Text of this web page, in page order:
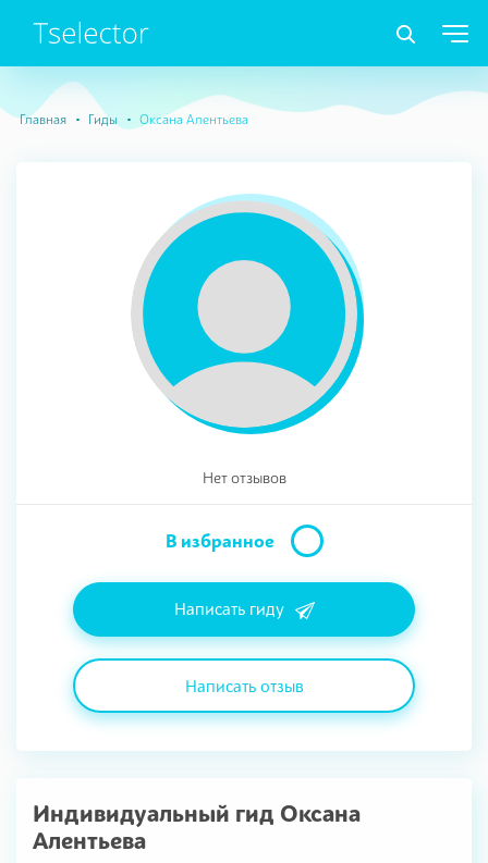
Главная Гиды Оксана Алентьева
Нет отзывов
В избранное
Написать гиду
Написать отзыв
Индивидуальный гид Оксана
Алентьева